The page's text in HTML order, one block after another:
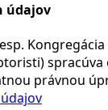
údajov
spracúva
právnou